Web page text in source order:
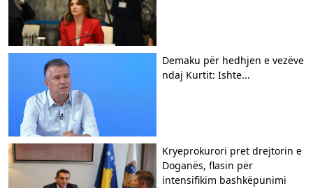
Demaku për hedhjen e vezëve
ndaj Kurtit: Ishte...
Kryeprokurori pret drejtorin e
Doganës, flasin për
intensifikim bashkëpunimi